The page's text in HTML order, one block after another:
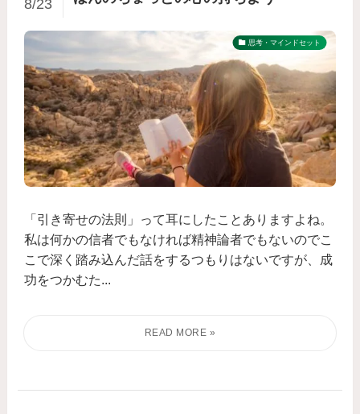
8/23
思考・マインドセット
「引き寄せの法則」って耳にしたことありますよね。
私は何かの信者でもなければ精神論者でもないのでこ
こで深く踏み込んだ話をするつもりはないですが、成
功をつかむた...